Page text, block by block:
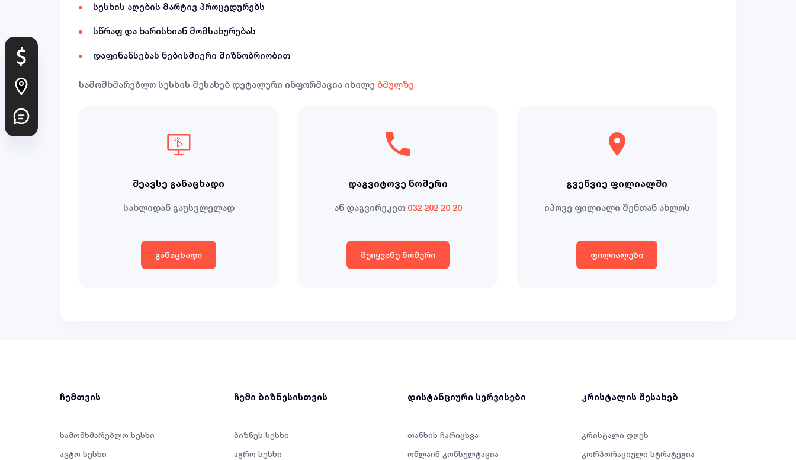
სესხის აღების მარტივ პროცედურებს
სწრაფ და ხარისხიან მომსახურებას
დაფინანსებას ნებისმიერი მიზნობრიობით
სამომხმარებლო სესხის შესახებ დეტალური ინფორმაცია იხილე ბმულზე
შეავსე განაცხადი
სახლიდან გაუსვლელად
განაცხადი
დაგვიტოვე ნომერი
ან დაგვირეკეთ 032 202 20 20
შეიყვანე ნომერი
გვეწვიე ფილიალში
იპოვე ფილიალი შენთან ახლოს
ფილიალები
ჩემთვის
სამომხმარებლო სესხი
ავტო სესხი
ჩემი ბიზნესისთვის
ბიზნეს სესხი
აგრო სესხი
დისტანციური სერვისები
თანხის ჩარიცხვა
ონლაინ კონსულტაცია
კრისტალის შესახებ
კრისტალი დღეს
კორპორაციული სტრატეგია